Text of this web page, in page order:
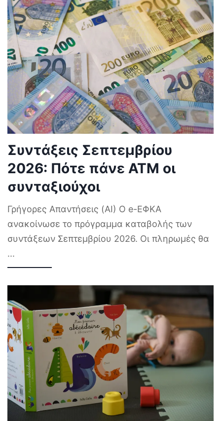
Συντάξεις Σεπτεμβρίου
2026: Πότε πάνε ΑΤΜ οι
συνταξιούχοι
Γρήγορες Απαντήσεις (AI) Ο e-ΕΦΚΑ
ανακοίνωσε το πρόγραμμα καταβολής των
συντάξεων Σεπτεμβρίου 2026. Οι πληρωμές θα
...